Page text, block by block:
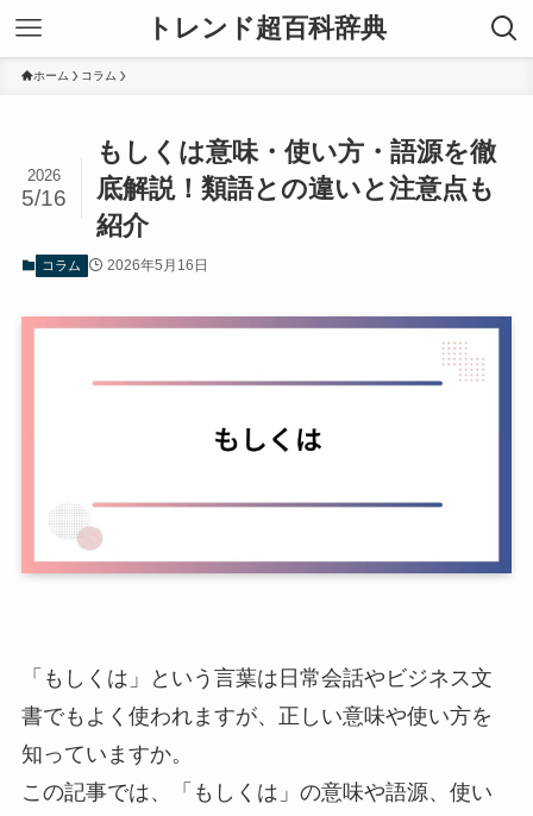
トレンド超百科辞典
ホーム コラム
もしくは意味・使い方・語源を徹
底解説！類語との違いと注意点も
紹介
2026
5/16
コラム 2026年5月16日
「もしくは」という言葉は日常会話やビジネス文
書でもよく使われますが、正しい意味や使い方を
知っていますか。
この記事では、「もしくは」の意味や語源、使い